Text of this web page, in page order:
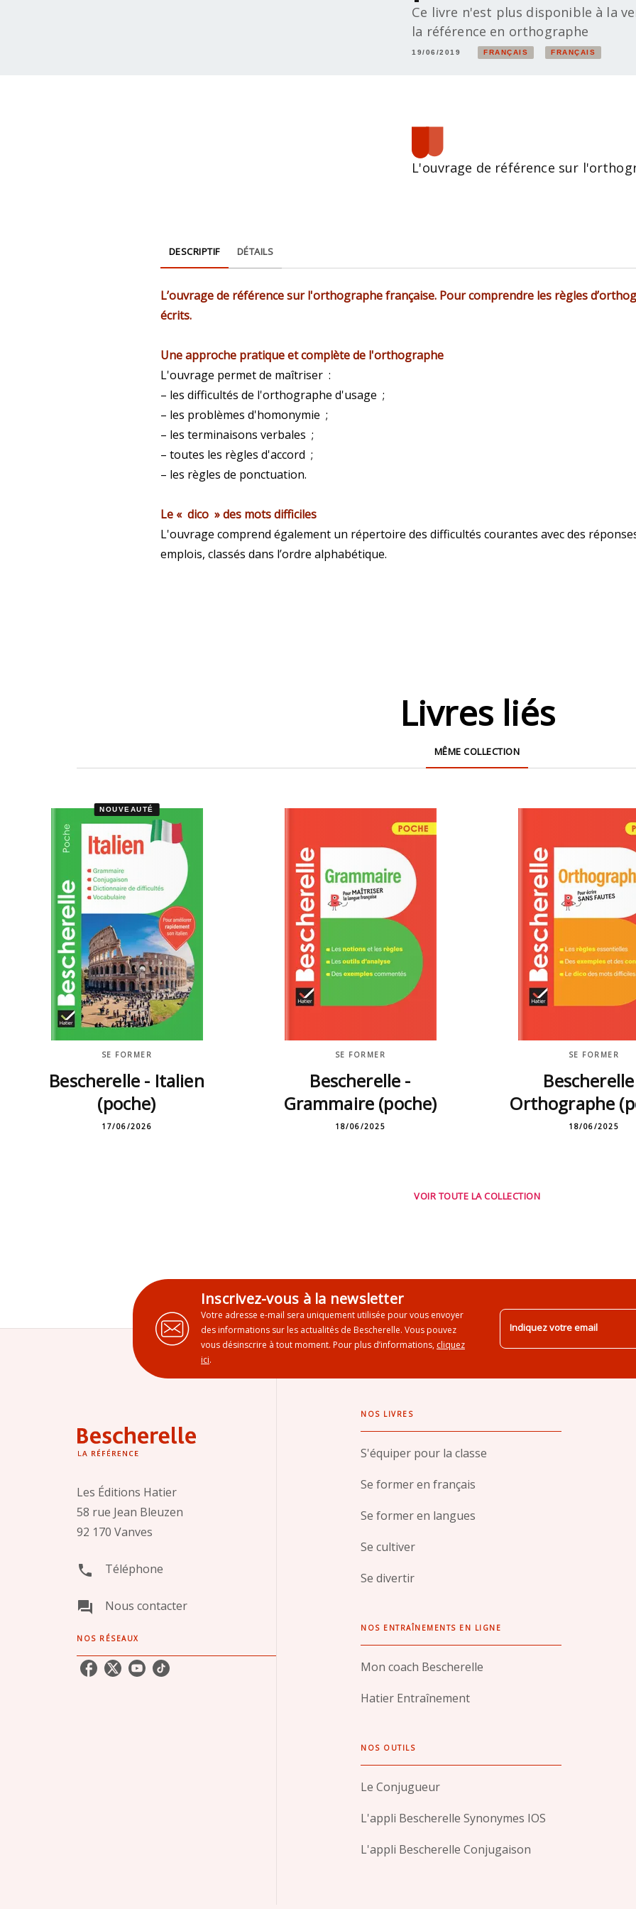
Ce livre n'est plus disponible à la
la référence en orthographe
19/06/2019 FRANÇAIS FRANÇAIS
L'ouvrage de référence sur
DESCRIPTIF DÉTAILS
L’ouvrage de référence sur l'orthographe française. Pour comprendre les règles
écrits.
Une approche pratique et complète de l'orthographe
L'ouvrage permet de maîtriser :
– les difficultés de l'orthographe d'usage ;
– les problèmes d'homonymie ;
– les terminaisons verbales ;
– toutes les règles d'accord ;
– les règles de ponctuation.
Le « dico » des mots difficiles
L'ouvrage comprend également un répertoire des difficultés courantes avec des
emplois, classés dans l’ordre alphabétique.
Livres liés
MÊME COLLECTION
NOUVEAUTÉ
SE FORMER
Bescherelle - Italien
(poche)
17/06/2026
SE FORMER
Bescherelle -
Grammaire (poche)
18/06/2025
SE FORMER
Orthographe
18/06/2025
VOIR TOUTE LA COLLECTION
Inscrivez-vous à la newsletter
Votre adresse e-mail sera uniquement utilisée pour vous envoyer
des informations sur les actualités de Bescherelle. Vous pouvez
vous désinscrire à tout moment. Pour plus d’informations, cliquez
ici.
Indiquez votre email
Les Éditions Hatier
58 rue Jean Bleuzen
92 170 Vanves
phone Téléphone
question_answer Nous contacter
NOS RÉSEAUX
NOS LIVRES
S'équiper pour la classe
Se former en français
Se former en langues
Se cultiver
Se divertir
NOS ENTRAÎNEMENTS EN LIGNE
Mon coach Bescherelle
Hatier Entraînement
NOS OUTILS
Le Conjugueur
L'appli Bescherelle Synonymes IOS
L'appli Bescherelle Conjugaison